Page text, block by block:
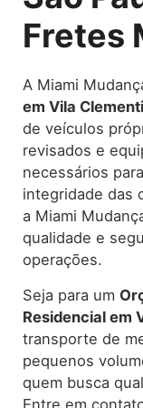
Fretes
A Miami
em Vila
de veículos
revisados e
necessários
integridade das
a Miami
qualidade e
operações.
Seja para um
Residencial em
transporte de
pequenos
quem busca
Entre em